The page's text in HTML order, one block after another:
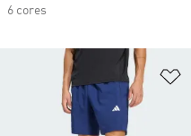
6 cores